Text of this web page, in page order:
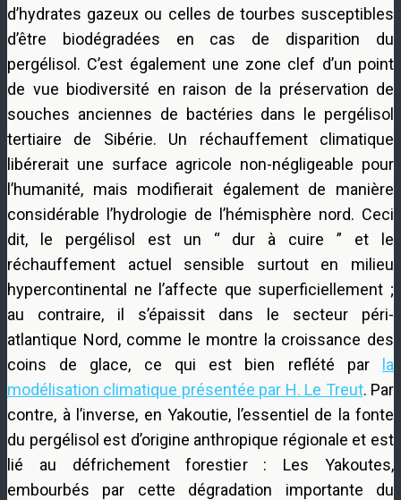
d’hydrates gazeux ou celles de tourbes susceptibles
d’être biodégradées en cas de disparition du
pergélisol. C’est également une zone clef d’un point
de vue biodiversité en raison de la préservation de
souches anciennes de bactéries dans le pergélisol
tertiaire de Sibérie. Un réchauffement climatique
libérerait une surface agricole non-négligeable pour
l’humanité, mais modifierait également de manière
considérable l’hydrologie de l’hémisphère nord. Ceci
dit, le pergélisol est un “ dur à cuire ” et le
réchauffement actuel sensible surtout en milieu
hypercontinental ne l’affecte que superficiellement ;
au contraire, il s’épaissit dans le secteur péri-
atlantique Nord, comme le montre la croissance des
coins de glace, ce qui est bien reflété par la
modélisation climatique présentée par H. Le Treut. Par
contre, à l’inverse, en Yakoutie, l’essentiel de la fonte
du pergélisol est d’origine anthropique régionale et est
lié au défrichement forestier : Les Yakoutes,
embourbés par cette dégradation importante du